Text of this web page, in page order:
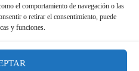
el comportamiento de navegación o las
o retirar el consentimiento, puede
y funciones.